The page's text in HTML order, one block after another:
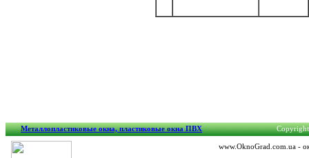
Металлопластиковые окна, пластиковые окна ПВХ
www.OknoGrad.com.ua -